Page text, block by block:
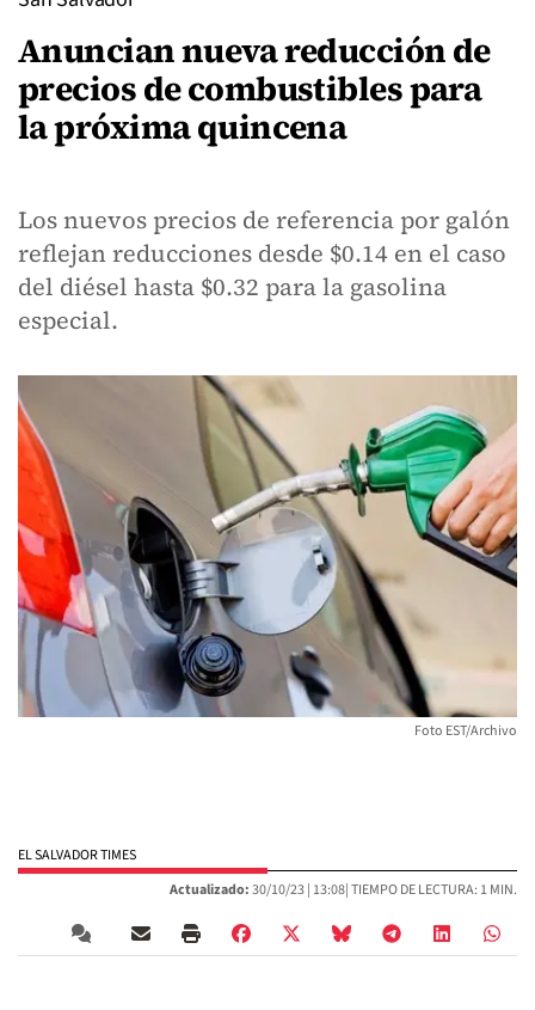
Anuncian nueva reducción de
precios de combustibles para
la próxima quincena
Los nuevos precios de referencia por galón
reflejan reducciones desde $0.14 en el caso
del diésel hasta $0.32 para la gasolina
especial.
Foto EST/Archivo
EL SALVADOR TIMES
Actualizado:30/10/23 | 13:08| TIEMPO DE LECTURA: 1 MIN.